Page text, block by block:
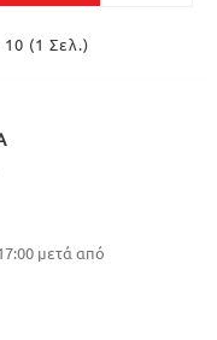
(1 Σελ.)
μετά από